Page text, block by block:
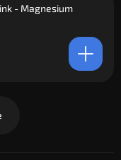
- Magnesium